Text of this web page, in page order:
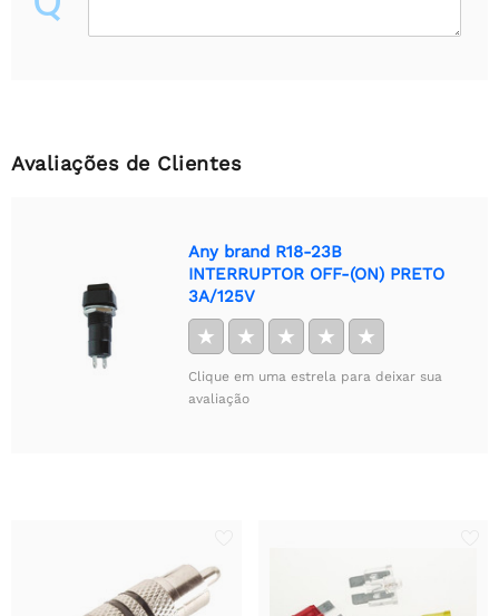
Avaliações de Clientes
Any brand R18-23B
INTERRUPTOR OFF-(ON) PRETO
3A/125V
★ ★ ★ ★ ★
Clique em uma estrela para deixar sua
avaliação